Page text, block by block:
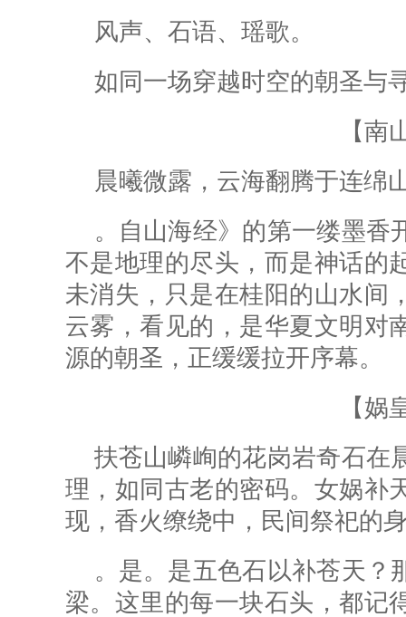
风声、石语、瑶歌。
如同一场穿越时空的朝圣与
【南
晨曦微露，云海翻腾于连绵
。自 山海经》的第一缕墨香
不是地理的尽头，而是神话的
未消失，只是在桂阳的山水间
云雾，看见的，是华夏文明对
源的朝圣，正缓缓拉开序幕。
【娲
扶苍山嶙峋的花岗岩奇石在
理，如同古老的密码。女娲补
现，香火缭绕中，民间祭祀的
。是。是五色石以补苍天？
梁。这里的每一块石头，都记